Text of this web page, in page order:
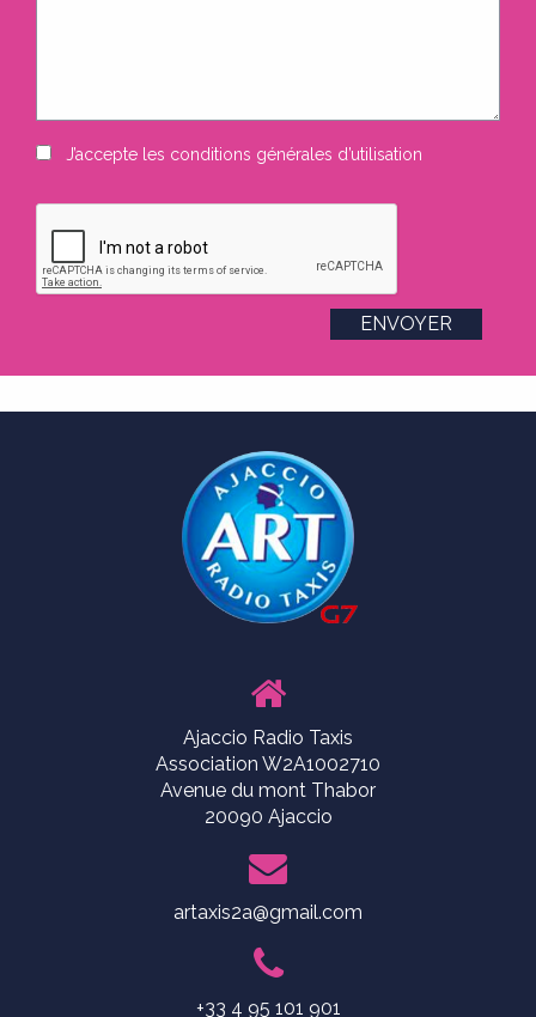
J’accepte les conditions générales d’utilisation
ENVOYER
Ajaccio Radio Taxis
Association W2A1002710
Avenue du mont Thabor
20090 Ajaccio
artaxis2a@gmail.com
+33 4 95 101 901